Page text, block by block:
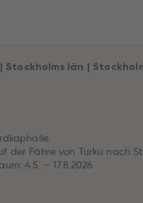
| Stockholms Iän |
der Fähre von Turku nach
4.5. – 17.8.2026